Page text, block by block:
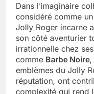
Dans l’imaginaire
considéré comme
Jolly Roger incarne
son côté aventurier
irrationnelle chez
comme Barbe Noire,
emblèmes du Jolly
réputation, ont
complexité qui rend